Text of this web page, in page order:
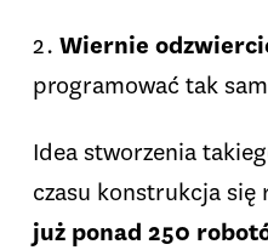
2.Wiernie
programować tak
Idea stworzenia
czasu konstrukcja się
już ponad 250